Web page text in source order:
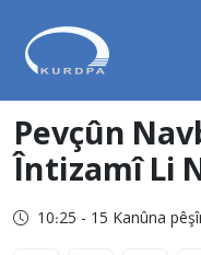
Pevçûn
Întizamî Li
10:25 - 15 Kanûna